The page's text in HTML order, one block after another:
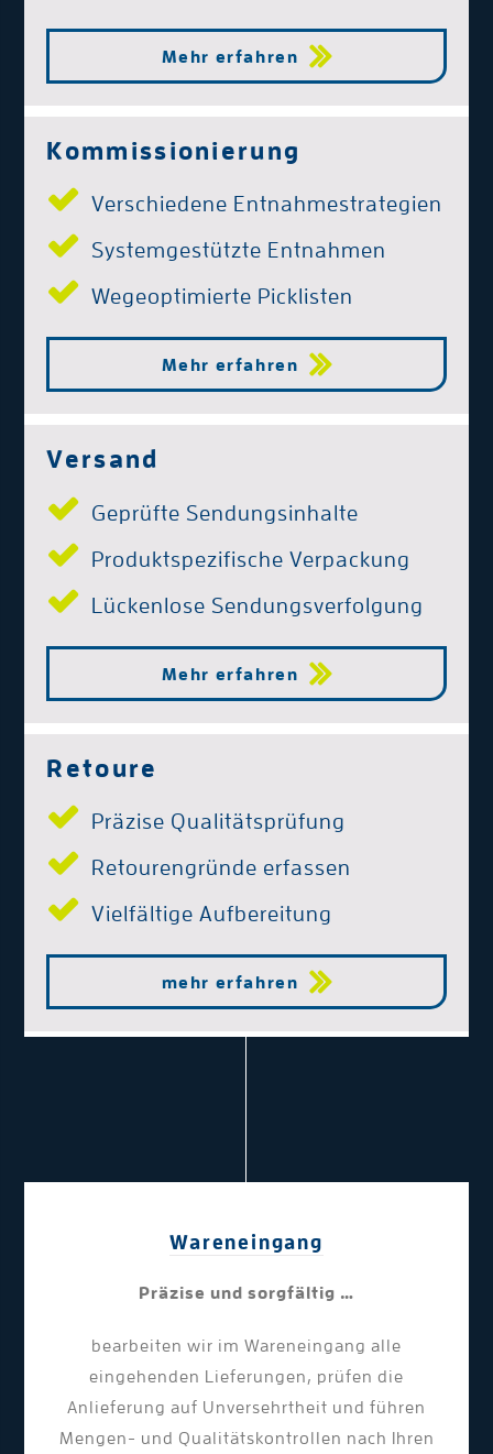
Mehr erfahren
Kommissionierung
Verschiedene Entnahmestrategien
Systemgestützte Entnahmen
Wegeoptimierte Picklisten
Mehr erfahren
Versand
Geprüfte Sendungsinhalte
Produktspezifische Verpackung
Lückenlose Sendungsverfolgung
Mehr erfahren
Retoure
Präzise Qualitätsprüfung
Retourengründe erfassen
Vielfältige Aufbereitung
mehr erfahren
Wareneingang
Präzise und sorgfältig …
bearbeiten wir im Wareneingang alle
eingehenden Lieferungen, prüfen die
Anlieferung auf Unversehrtheit und führen
Mengen- und Qualitätskontrollen nach Ihren